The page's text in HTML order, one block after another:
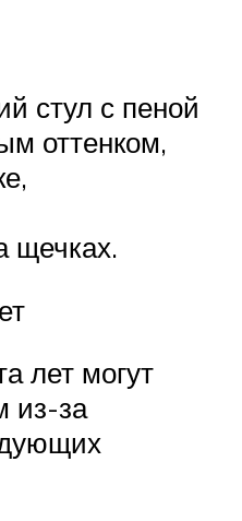
стул с пеной
оттенком,
щечках.
лет могут
из-за